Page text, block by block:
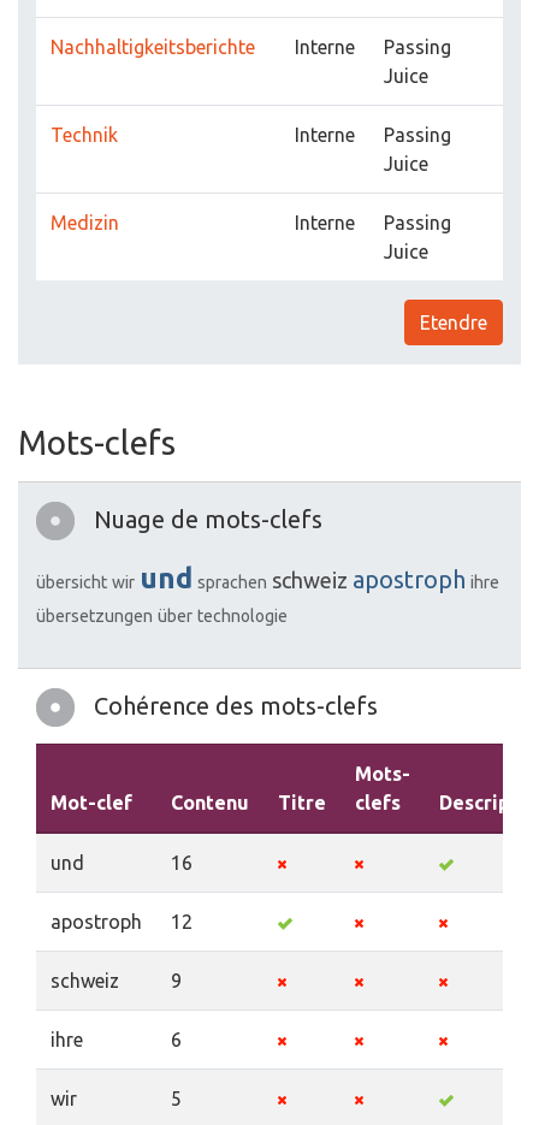
Nachhaltigkeitsberichte Interne
Passing
Juice
Technik Interne
Passing
Juice
Medizin Interne
Passing
Juice
Etendre
Mots-clefs
Nuage de mots-clefs
übersicht wir und sprachen schweiz apostroph ihre
übersetzungen über technologie
Cohérence des mots-clefs
Mot-clef Contenu Titre
Mots-
clefs
und 16
apostroph 12
schweiz 9
ihre 6
wir 5